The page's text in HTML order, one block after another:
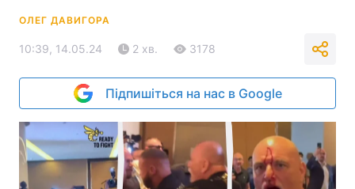
ОЛЕГ ДАВИГОРА
10:39, 14.05.24 2 хв. 3178
Підпишіться на нас в Google